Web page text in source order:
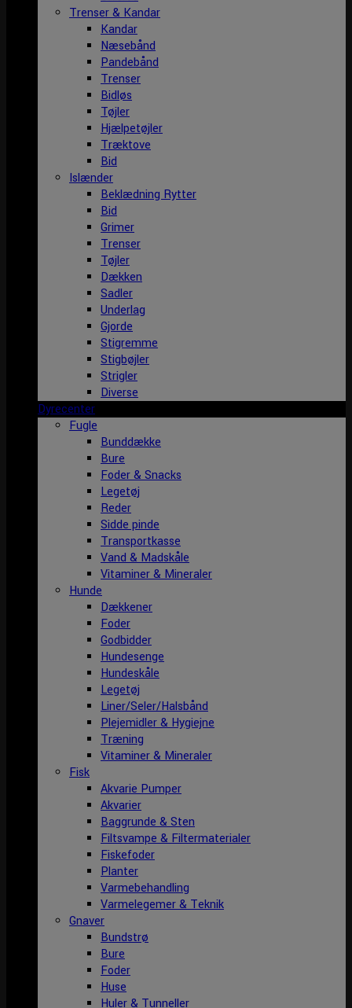
Trenser & Kandar
Kandar
Næsebånd
Pandebånd
Trenser
Bidløs
Tøjler
Hjælpetøjler
Træktove
Bid
Islænder
Beklædning Rytter
Bid
Grimer
Trenser
Tøjler
Dækken
Sadler
Underlag
Gjorde
Stigremme
Stigbøjler
Strigler
Diverse
Dyrecenter
Fugle
Bunddække
Bure
Foder & Snacks
Legetøj
Reder
Sidde pinde
Transportkasse
Vand & Madskåle
Vitaminer & Mineraler
Hunde
Dækkener
Foder
Godbidder
Hundesenge
Hundeskåle
Legetøj
Liner/Seler/Halsbånd
Plejemidler & Hygiejne
Træning
Vitaminer & Mineraler
Fisk
Akvarie Pumper
Akvarier
Baggrunde & Sten
Filtsvampe & Filtermaterialer
Fiskefoder
Planter
Varmebehandling
Varmelegemer & Teknik
Gnaver
Bundstrø
Bure
Foder
Huse
Huler & Tunneller